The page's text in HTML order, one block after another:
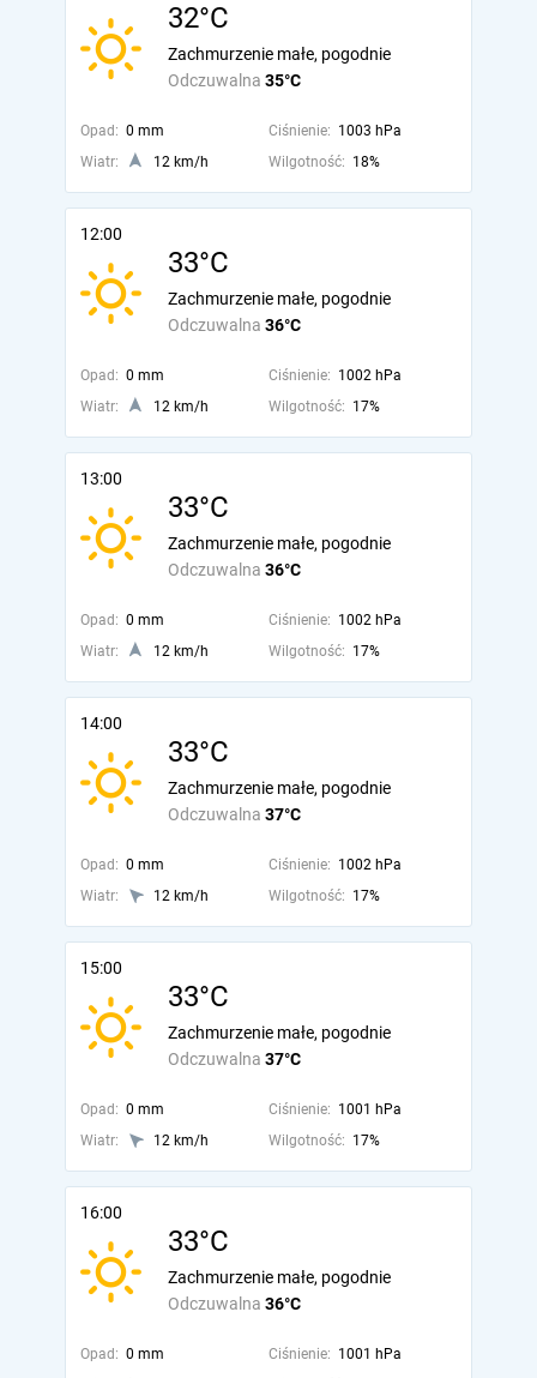
32°C
Odczuwalna 35°C
Zachmurzenie małe, pogodnie
Opad: 0 mm Ciśnienie: 1003 hPa
Wiatr:
12 km/h Wilgotność: 18%
12:00
33°C
Odczuwalna 36°C
Zachmurzenie małe, pogodnie
Opad: 0 mm Ciśnienie: 1002 hPa
Wiatr:
12 km/h Wilgotność: 17%
13:00
33°C
Odczuwalna 36°C
Zachmurzenie małe, pogodnie
Opad: 0 mm Ciśnienie: 1002 hPa
Wiatr:
12 km/h Wilgotność: 17%
14:00
33°C
Odczuwalna 37°C
Zachmurzenie małe, pogodnie
Opad: 0 mm Ciśnienie: 1002 hPa
Wiatr:
12 km/h Wilgotność: 17%
15:00
33°C
Odczuwalna 37°C
Zachmurzenie małe, pogodnie
Opad: 0 mm Ciśnienie: 1001 hPa
Wiatr:
12 km/h Wilgotność: 17%
16:00
33°C
Odczuwalna 36°C
Zachmurzenie małe, pogodnie
Opad: 0 mm Ciśnienie: 1001 hPa